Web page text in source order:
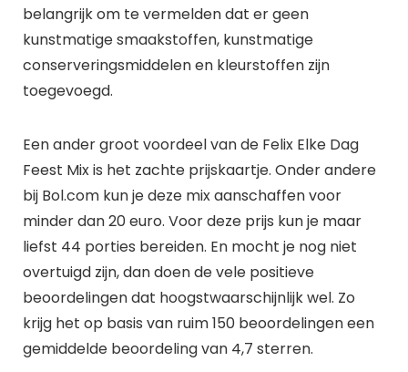
belangrijk om te vermelden dat er geen
kunstmatige smaakstoffen, kunstmatige
conserveringsmiddelen en kleurstoffen zijn
toegevoegd.
Een ander groot voordeel van de Felix Elke Dag
Feest Mix is het zachte prijskaartje. Onder andere
bij Bol.com kun je deze mix aanschaffen voor
minder dan 20 euro. Voor deze prijs kun je maar
liefst 44 porties bereiden. En mocht je nog niet
overtuigd zijn, dan doen de vele positieve
beoordelingen dat hoogstwaarschijnlijk wel. Zo
krijg het op basis van ruim 150 beoordelingen een
gemiddelde beoordeling van 4,7 sterren.